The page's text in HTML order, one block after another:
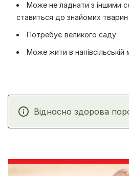
Може не ладнати з іншими
ставиться до знайомих тварин
Потребує великого саду
Може жити в напівсільській
Відносно здорова